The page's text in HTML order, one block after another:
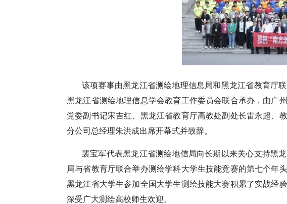
该项赛事由黑龙江省测绘地理信息局和黑龙江省教育厅
黑龙江省测绘地理信息学会教育工作委员会联合承办，由广
党委副书记宋吉红、黑龙江省教育厅高教处副处长雷永超、
分公司总经理朱洪成出席开幕式并致辞。
裴宝军代表黑龙江省测绘地信局向长期以来关心支持黑
局与省教育厅联合举办测绘学科大学生技能竞赛的第七个年
黑龙江省大学生参加全国大学生测绘技能大赛积累了实战经
深受广大测绘高校师生欢迎。